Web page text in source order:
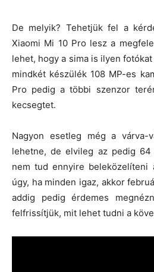
De melyik? Tehetjük fel a
Xiaomi Mi 10 Pro lesz a
lehet, hogy a sima is ilyen
mindkét készülék 108 MP-es
Pro pedig a többi szenzor
kecsegtet.
Nagyon esetleg még a
lehetne, de elvileg az pedig 64
nem tud ennyire beleközelíteni
úgy, ha minden igaz, akkor
addig pedig érdemes
felfrissítjük, mit lehet tudni a